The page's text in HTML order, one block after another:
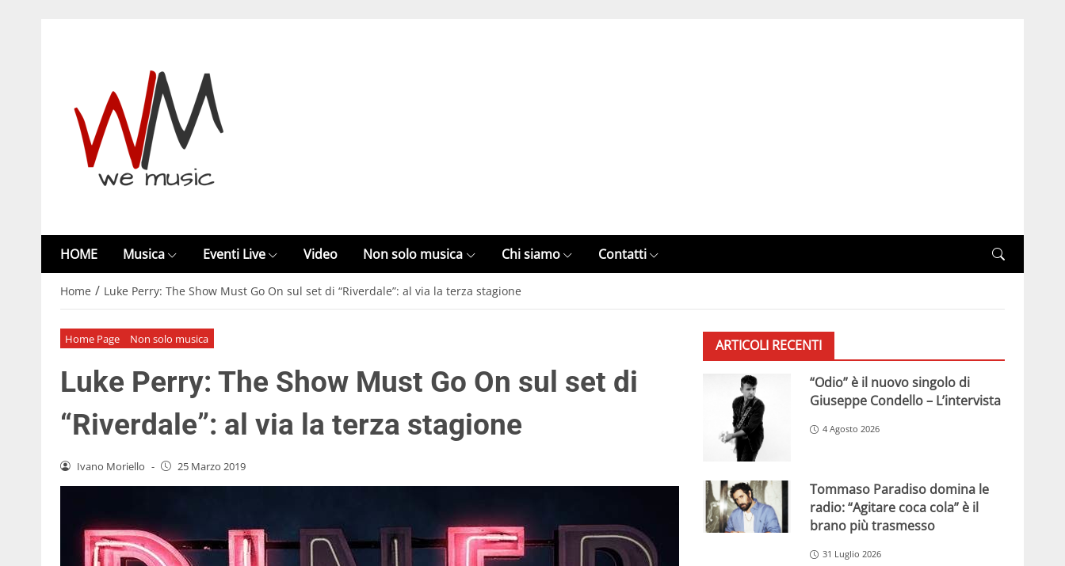
HOME Musica Eventi Live Video Non solo musica Chi siamo Contatti
Home / Luke Perry: The Show Must Go On sul set di “Riverdale”: al via la terza stagione
Home Page Non solo musica
Luke Perry: The Show Must Go On sul set di
“Riverdale”: al via la terza stagione
Ivano Moriello - 25 Marzo 2019
ARTICOLI RECENTI
“Odio” è il nuovo singolo di
Giuseppe Condello – L’intervista
4 Agosto 2026
Tommaso Paradiso domina le
radio: “Agitare coca cola” è il
brano più trasmesso
31 Luglio 2026